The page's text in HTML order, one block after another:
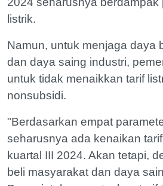
listrik.
Namun, untuk menjaga daya
dan daya saing industri,
untuk tidak menaikkan tarif
nonsubsidi.
"Berdasarkan empat
seharusnya ada kenaikan
kuartal III 2024. Akan tetapi,
beli masyarakat dan daya